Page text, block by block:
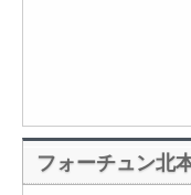
フォーチュン北